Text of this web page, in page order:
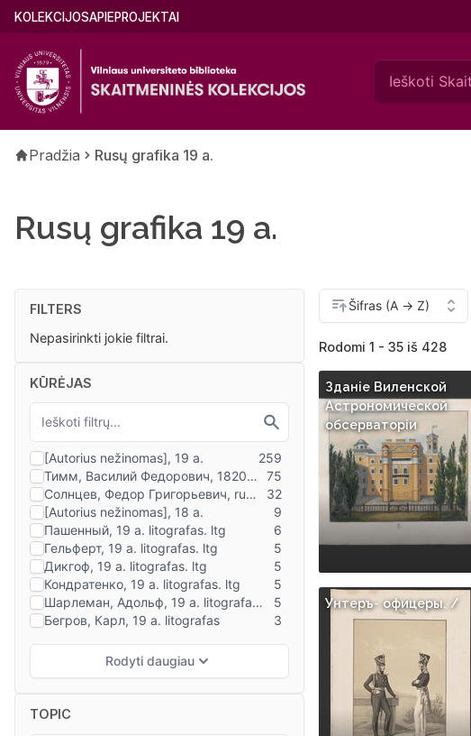
Pereiti
pagrindinį
turinį
Main
(lithuanian)
KOLEKCIJOSAPIEPROJEKTAI
Kelias
Pradžia Rusų grafika 19 a.
Rusų grafika 19 a.
FILTERS
Nepasirinkti jokie filtrai.
KŪRĖJAS
TOPIC
Rodomi 1 - 35 iš 428
Зданie Виленской
Астрономической
обсерваторiи
Унтеръ- офицеры. /